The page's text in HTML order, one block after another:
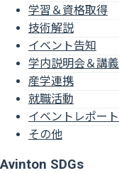
学習＆資格取得
技術解説
イベント告知
学内説明会＆講義
産学連携
就職活動
イベントレポート
その他
Avinton SDGs